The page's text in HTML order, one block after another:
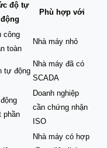
độ tự
động
Phù hợp với
công
toàn
Nhà máy nhỏ
tự động
Nhà máy đã có
SCADA
phần
Doanh nghiệp
cần chứng nhận
ISO
Nhà máy có hợp